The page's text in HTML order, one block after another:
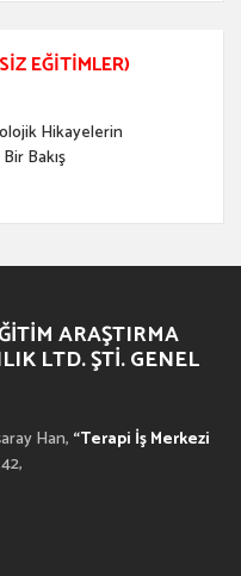
EĞITIMLER)
Hikayelerin
Bakış
ARAŞTIRMA
LTD. ŞTI. GENEL
Han, “Terapi İş Merkezi